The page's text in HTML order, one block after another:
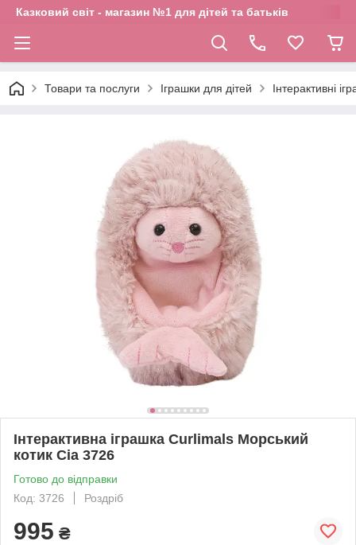
Казковий світ - магазин №1 для дітей та батьків
Товари та послуги Іграшки для дітей Інтерактивні
Інтерактивна іграшка Curlimals Морський
котик Сіа 3726
Готово до відправки
Код: 3726
Роздріб
995 ₴